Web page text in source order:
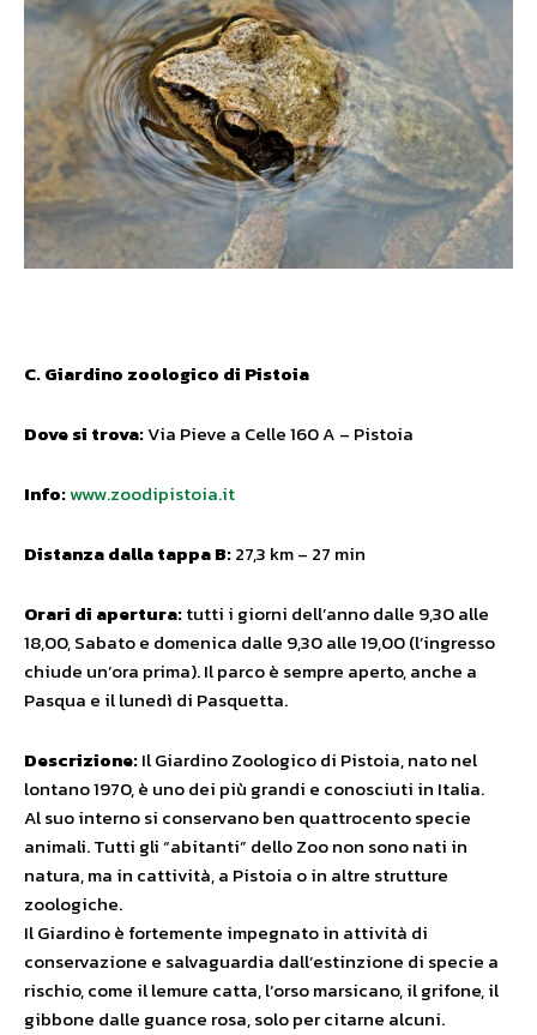
C. Giardino zoologico di Pistoia
Dove si trova:Via Pieve a Celle 160 A – Pistoia
Info:www.zoodipistoia.it
Distanza dalla tappa B:27,3 km – 27 min
Orari di apertura:tutti i giorni dell’anno dalle 9,30 alle
18,00, Sabato e domenica dalle 9,30 alle 19,00 (l’ingresso
chiude un’ora prima). Il parco è sempre aperto, anche a
Pasqua e il lunedì di Pasquetta.
Descrizione:Il Giardino Zoologico di Pistoia, nato nel
lontano 1970, è uno dei più grandi e conosciuti in Italia.
Al suo interno si conservano ben quattrocento specie
animali. Tutti gli “abitanti” dello Zoo non sono nati in
natura, ma in cattività, a Pistoia o in altre strutture
zoologiche.
Il Giardino è fortemente impegnato in attività di
conservazione e salvaguardia dall’estinzione di specie a
rischio, come il lemure catta, l’orso marsicano, il grifone, il
gibbone dalle guance rosa, solo per citarne alcuni.